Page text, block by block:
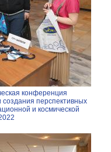
конференция
перспективных
и космической